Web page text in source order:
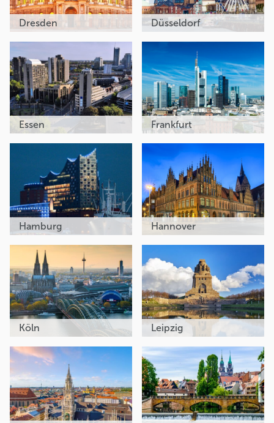
Dresden Düsseldorf
Essen Frankfurt
Hamburg Hannover
Köln Leipzig